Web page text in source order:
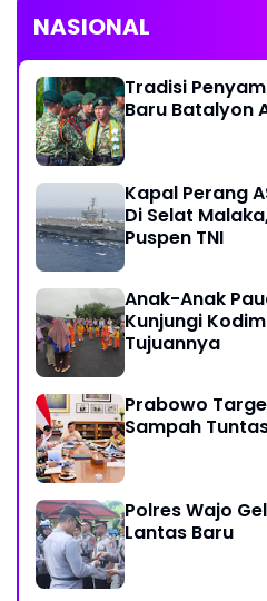
NASIONAL
Tradisi
Baru Batalyon
Kapal Perang
Di Selat
Puspen TNI
Anak-Anak
Kunjungi
Tujuannya
Prabowo
Sampah
Polres Wajo
Lantas Baru